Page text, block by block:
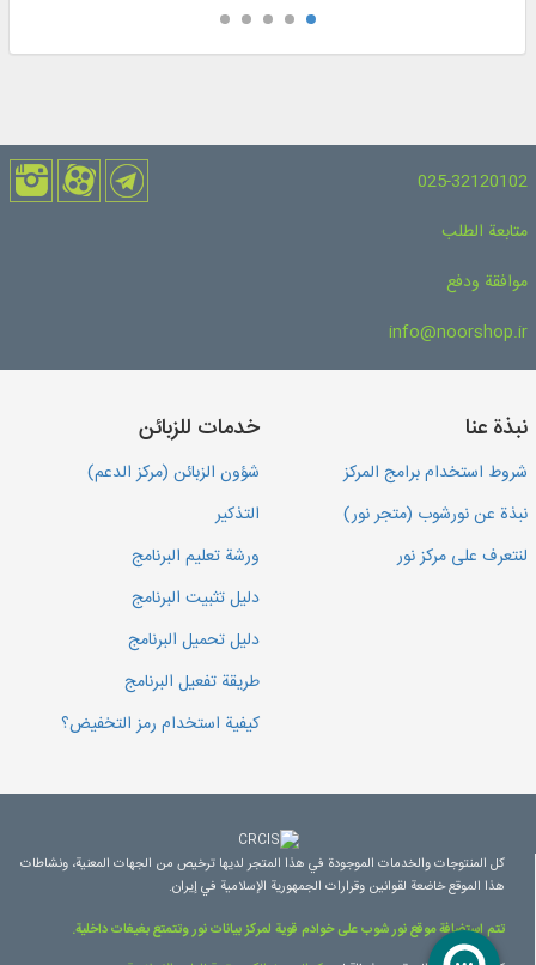
025-32120102
متابعة الطلب
موافقة ودفع
info@noorshop.ir
نبذة عنا
شروط استخدام برامج المركز
نبذة عن نورشوب (متجر نور)
لنتعرف على مركز نور
خدمات للزبائن
شؤون الزبائن (مركز الدعم)
التذكير
ورشة تعليم البرنامج
دليل تثبيت البرنامج
دليل تحميل البرنامج
طريقة تفعيل البرنامج
كيفية استخدام رمز التخفيض؟
كل المنتوجات والخدمات الموجودة في هذا المتجر لديها ترخيص من الجهات المعنية، ونشاطات
هذا الموقع خاضعة لقوانين وقرارات الجمهورية الإسلامية في إيران.
تتم استضافة موقع نور شوب على خوادم قوية لمركز بيانات نور وتتمتع بغيغات داخلية.